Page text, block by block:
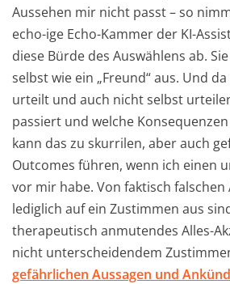
Aussehen mir nicht passt – so
echo-ige Echo-Kammer der KI-
diese Bürde des Auswählens ab.
selbst wie ein „Freund“ aus. Und
urteilt und auch nicht selbst
passiert und welche
kann das zu skurrilen, aber auch
Outcomes führen, wenn ich einen
vor mir habe. Von faktisch falschen
lediglich auf ein Zustimmen aus
therapeutisch anmutendes Alles-
nicht unterscheidendem
gefährlichen Aussagen und